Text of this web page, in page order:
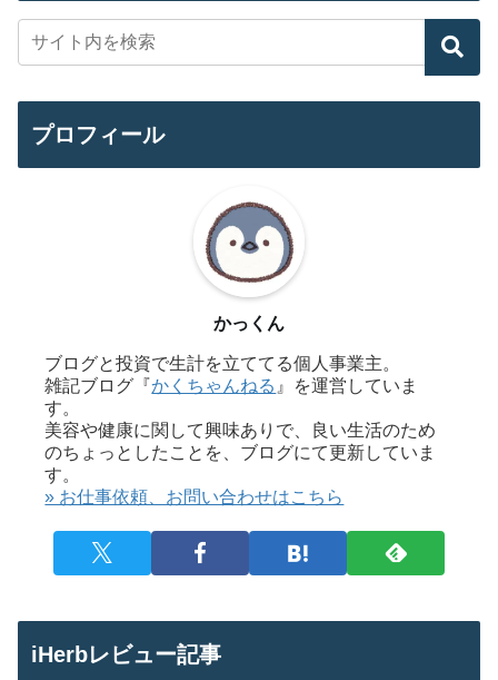
プロフィール
かっくん
ブログと投資で生計を立ててる個人事業主。
雑記ブログ『かくちゃんねる 』を運営していま
す。
美容や健康に関して興味ありで、良い生活のため
のちょっとしたことを、ブログにて更新していま
す。
» お仕事依頼、お問い合わせはこちら
iHerbレビュー記事